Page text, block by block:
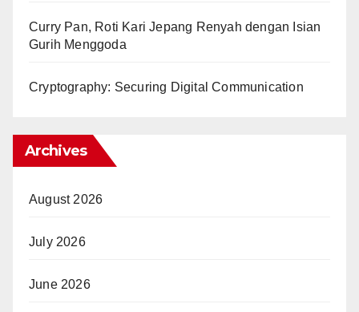
Curry Pan, Roti Kari Jepang Renyah dengan Isian
Gurih Menggoda
Cryptography: Securing Digital Communication
Archives
August 2026
July 2026
June 2026